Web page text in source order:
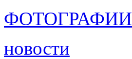
ФОТОГРАФИИ
новости